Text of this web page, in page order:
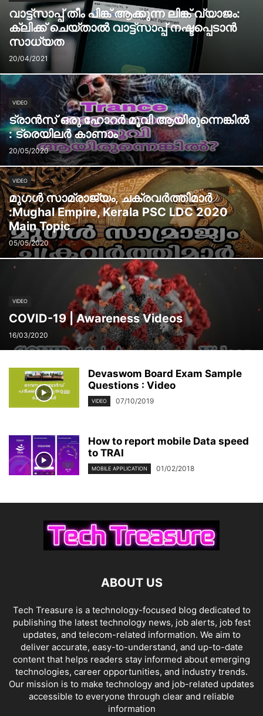
വാട്ട്സാപ്പ് തീം പിങ്ക് ആക്കുന്ന ലിങ്ക് വ്യാജം:
ക്ലിക്ക് ചെയ്താൽ വാട്ട്സാപ്പ് നഷ്ടപ്പെടാൻ
സാധ്യത
20/04/2021
VIDEO
ട്രാന്‍സ് ഒരു ഹോറര്‍ മൂവി ആയിരുന്നെങ്കില്‍
: ട്രെയിലര്‍ കാണാം
20/05/2020
VIDEO
മുഗള്‍ സാമ്രാജ്യം, ചക്രവര്‍ത്തിമാര്‍
:Mughal Empire, Kerala PSC LDC 2020
Main Topic
05/05/2020
VIDEO
COVID-19 | Awareness Videos
16/03/2020
Devaswom Board Exam Sample
Questions : Video
VIDEO 07/10/2019
How to report mobile Data speed
to TRAI
MOBILE APPLICATION 01/02/2018
ABOUT US
Tech Treasure is a technology-focused blog dedicated to
publishing the latest technology news, job alerts, job fest
updates, and telecom-related information. We aim to
deliver accurate, easy-to-understand, and up-to-date
content that helps readers stay informed about emerging
technologies, career opportunities, and industry trends.
Our mission is to make technology and job-related updates
accessible to everyone through clear and reliable
information